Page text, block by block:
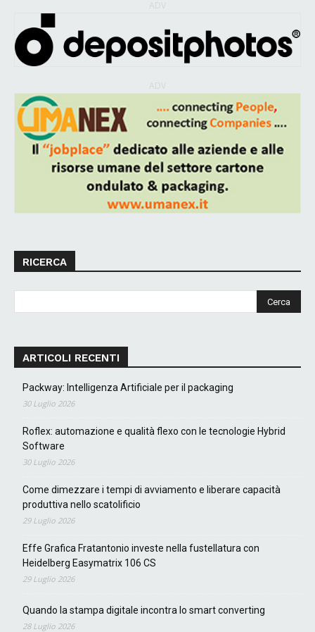
RICERCA
ARTICOLI RECENTI
Packway: Intelligenza Artificiale per il packaging
30 Luglio 2026
Roflex: automazione e qualità flexo con le tecnologie Hybrid
Software
30 Luglio 2026
Come dimezzare i tempi di avviamento e liberare capacità
produttiva nello scatolificio
29 Luglio 2026
Effe Grafica Fratantonio investe nella fustellatura con
Heidelberg Easymatrix 106 CS
29 Luglio 2026
Quando la stampa digitale incontra lo smart converting
28 Luglio 2026